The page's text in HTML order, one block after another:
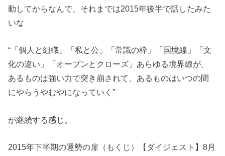
動してからなんで、それまでは2015年後半で話したみた
いな
“「個人と組織」「私と公」「常識の枠」「国境線」「文
化の違い」「オープンとクローズ」あらゆる境界線が、
あるものは強い力で突き崩されて、あるものはいつの間
にやらうやむやになっていく”
が継続する感じ。
2015年下半期の運勢の扉（もくじ）【ダイジェスト】8月